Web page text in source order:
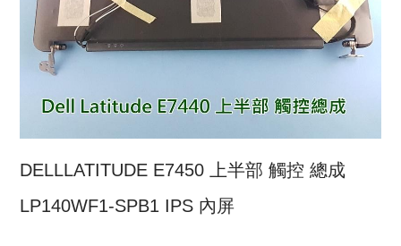
DELLLATITUDE E7450 上半部 觸控 總成
LP140WF1-SPB1 IPS 內屏